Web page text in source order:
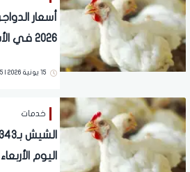
2026 في الأسواق المصرية
15 يونية 2026 | 09:05 صباحاً
خدمات
اليوم الأربعاء 10 يونيو 2026 بالأسواق